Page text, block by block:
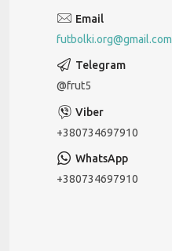
futbolki.org@gmail.com
@frut5
+380734697910
+380734697910